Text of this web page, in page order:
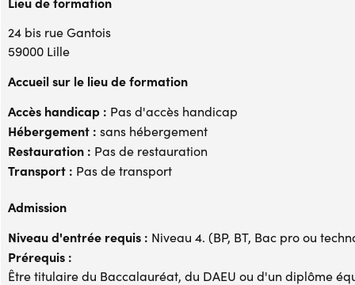
24 bis rue Gantois
59000 Lille
Accueil sur le lieu de formation
Accès handicap : Pas d'accès handicap
Hébergement : sans hébergement
Restauration : Pas de restauration
Transport : Pas de transport
Admission
Niveau d'entrée requis : Niveau 4. (BP, BT, Bac pro ou
Prérequis :
Être titulaire du Baccalauréat, du DAEU ou d'un diplôme